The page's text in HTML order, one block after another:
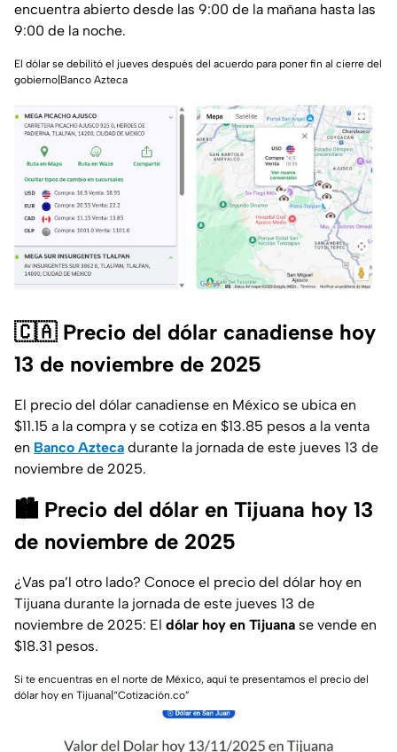
encuentra abierto desde las 9:00 de la mañana hasta las
9:00 de la noche.
El dólar se debilitó el jueves después del acuerdo para poner fin al cierre del
gobierno|Banco Azteca
🇨🇦 Precio del dólar canadiense hoy
13 de noviembre de 2025
El precio del dólar canadiense en México se ubica en
$11.15 a la compra y se cotiza en $13.85 pesos a la venta
en Banco Azteca durante la jornada de este jueves 13 de
noviembre de 2025.
🏙️ Precio del dólar en Tijuana hoy 13
de noviembre de 2025
¿Vas pa’l otro lado? Conoce el precio del dólar hoy en
Tijuana durante la jornada de este jueves 13 de
noviembre de 2025: El dólar hoy en Tijuana se vende en
$18.31 pesos.
Si te encuentras en el norte de México, aquí te presentamos el precio del
dólar hoy en Tijuana|“Cotización.co”